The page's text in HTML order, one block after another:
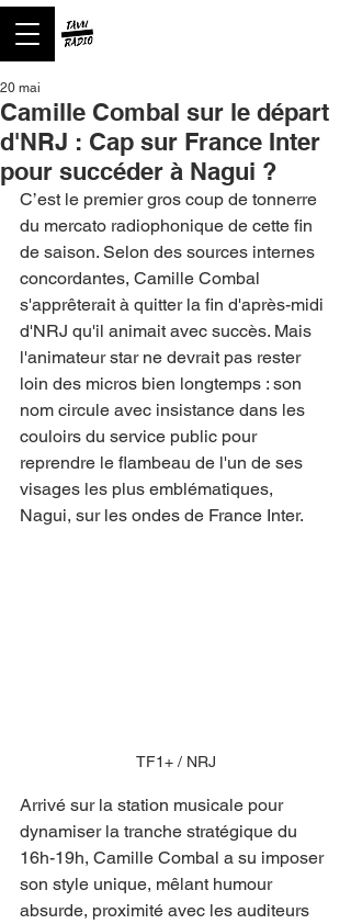
Camille Combal sur le départ
d'NRJ : Cap sur France Inter
pour succéder à Nagui ?
20 mai
C’est le premier gros coup de tonnerre
du mercato radiophonique de cette fin
de saison. Selon des sources internes
concordantes, Camille Combal
s'apprêterait à quitter la fin d'après-midi
d'NRJ qu'il animait avec succès. Mais
l'animateur star ne devrait pas rester
loin des micros bien longtemps : son
nom circule avec insistance dans les
couloirs du service public pour
reprendre le flambeau de l'un de ses
visages les plus emblématiques,
Nagui, sur les ondes de France Inter.
TF1+ / NRJ
Arrivé sur la station musicale pour
dynamiser la tranche stratégique du
16h-19h, Camille Combal a su imposer
son style unique, mêlant humour
absurde, proximité avec les auditeurs